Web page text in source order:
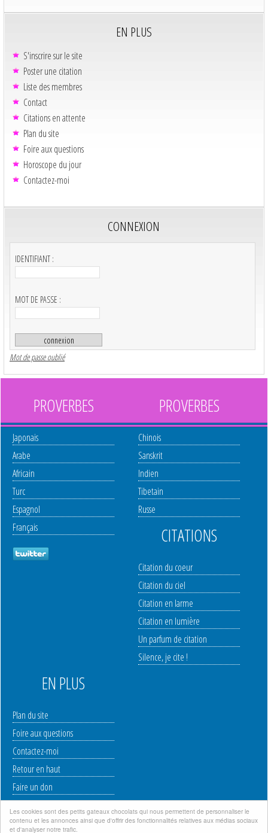
Les cookies sont des petits gateaux chocolats qui nous permettent de personnaliser le
contenu et les annonces ainsi que d'offrir des fonctionnalités relatives aux médias sociaux
et d'analyser notre trafic.
EN PLUS
S'inscrire sur le site
Poster une citation
Liste des membres
Contact
Citations en attente
Plan du site
Foire aux questions
Horoscope du jour
Contactez-moi
CONNEXION
IDENTIFIANT :
MOT DE PASSE :
Mot de passe oublié
PROVERBES
Japonais
Arabe
Africain
Turc
Espagnol
Français
PROVERBES
Chinois
Sanskrit
Indien
Tibetain
Russe
CITATIONS
Citation du coeur
Citation du ciel
Citation en larme
Citation en lumière
Un parfum de citation
Silence, je cite !
EN PLUS
Plan du site
Foire aux questions
Contactez-moi
Retour en haut
Faire un don
Mentions légales|Politique de protection des données à caractère personnel